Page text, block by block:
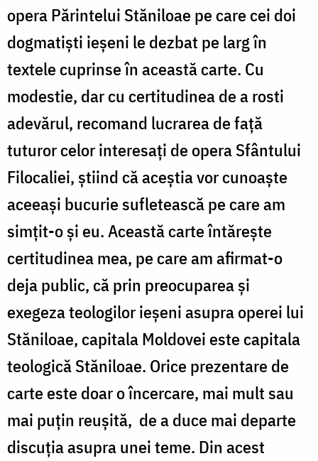
opera Părintelui Stăniloae pe care cei doi
dogmatiști ieșeni le dezbat pe larg în
textele cuprinse în această carte. Cu
modestie, dar cu certitudinea de a rosti
adevărul, recomand lucrarea de față
tuturor celor interesați de opera Sfântului
Filocaliei, știind că aceștia vor cunoaște
aceeași bucurie sufletească pe care am
simțit-o și eu. Această carte întărește
certitudinea mea, pe care am afirmat-o
deja public, că prin preocuparea și
exegeza teologilor ieșeni asupra operei lui
Stăniloae, capitala Moldovei este capitala
teologică Stăniloae. Orice prezentare de
carte este doar o încercare, mai mult sau
mai puțin reușită, de a duce mai departe
discuția asupra unei teme. Din acest